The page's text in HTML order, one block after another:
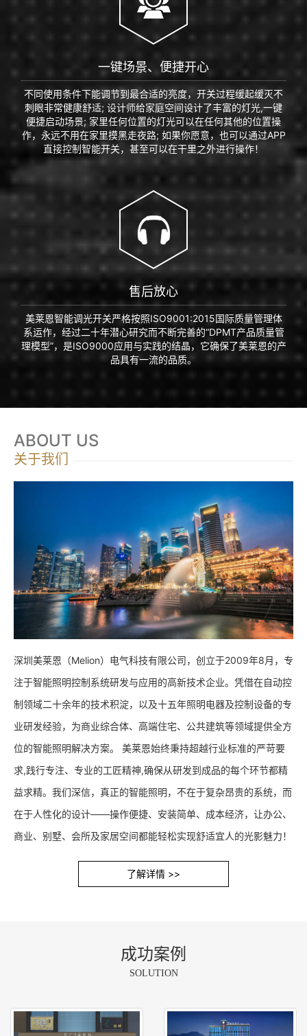
一键场景、便捷开心​
不同使用条件下能调节到最合适的亮度，开关过程缓起缓灭不
刺眼非常健康舒适; 设计师给家庭空间设计了丰富的灯光,一键
便捷启动场景; 家里任何位置的灯光可以在任何其他的位置操
作，永远不用在家里摸黑走夜路; 如果你愿意，也可以通过APP
直接控制智能开关，甚至可以在干里之外进行操作！
售后放心
美莱恩智能调光开关严格按照ISO9001:2015国际质量管理体
系运作，经过二十年潜心研究而不断完善的“DPMT产品质量管
理模型”，是ISO9000应用与实践的结晶，它确保了美莱恩的产
品具有一流的品质。
ABOUT US
关于我们
深圳美莱恩（Melion）电气科技有限公司，创立于2009年8月，专
注于智能照明控制系统研发与应用的高新技术企业。凭借在自动控
制领域二十余年的技术积淀，以及十五年照明电器及控制设备的专
业研发经验，为商业综合体、高端住宅、公共建筑等领域提供全方
位的智能照明解决方案。 美莱恩始终秉持超越行业标准的严苛要
求,践行专注、专业的工匠精神,确保从研发到成品的每个环节都精
益求精。我们深信，真正的智能照明，不在于复杂昂贵的系统，而
在于人性化的设计——操作便捷、安装简单、成本经济，让办公、
商业、别墅、会所及家居空间都能轻松实现舒适宜人的光影魅力！
了解详情 >>
成功案例
SOLUTION